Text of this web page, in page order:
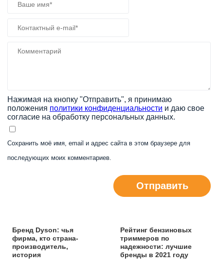
Нажимая на кнопку "Отправить", я принимаю
положения политики конфиденциальности и даю свое
согласие на обработку персональных данных.
Сохранить моё имя, email и адрес сайта в этом браузере для
последующих моих комментариев.
Отправить
Бренд Dyson: чья
фирма, кто страна-
производитель,
история
Рейтинг бензиновых
триммеров по
надежности: лучшие
бренды в 2021 году